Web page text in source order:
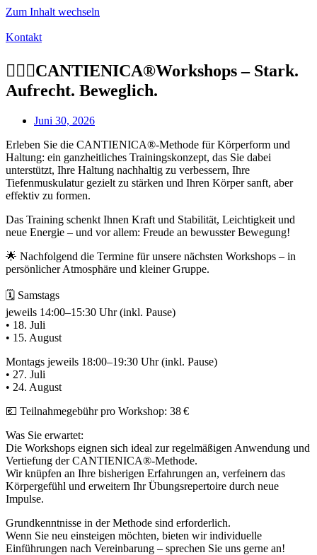
Zum Inhalt wechseln
Kontakt
🧘‍♀️✨CANTIENICA®Workshops – Stark.
Aufrecht. Beweglich.
Juni 30, 2026
Erleben Sie die CANTIENICA®-Methode für Körperform und
Haltung: ein ganzheitliches Trainingskonzept, das Sie dabei
unterstützt, Ihre Haltung nachhaltig zu verbessern, Ihre
Tiefenmuskulatur gezielt zu stärken und Ihren Körper sanft, aber
effektiv zu formen.
Das Training schenkt Ihnen Kraft und Stabilität, Leichtigkeit und
neue Energie – und vor allem: Freude an bewusster Bewegung!
🌟 Nachfolgend die Termine für unsere nächsten Workshops – in
persönlicher Atmosphäre und kleiner Gruppe.
🗓 Samstags
jeweils 14:00–15:30 Uhr (inkl. Pause)
• 18. Juli
• 15. August
Montags jeweils 18:00–19:30 Uhr (inkl. Pause)
• 27. Juli
• 24. August
💶 Teilnahmegebühr pro Workshop: 38 €
Was Sie erwartet:
Die Workshops eignen sich ideal zur regelmäßigen Anwendung und
Vertiefung der CANTIENICA®-Methode.
Wir knüpfen an Ihre bisherigen Erfahrungen an, verfeinern das
Körpergefühl und erweitern Ihr Übungsrepertoire durch neue
Impulse.
Grundkenntnisse in der Methode sind erforderlich.
Wenn Sie neu einsteigen möchten, bieten wir individuelle
Einführungen nach Vereinbarung – sprechen Sie uns gerne an!